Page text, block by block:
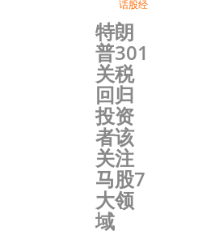
话股经
特朗
普301
关税
回归
投资
者该
关注
马股7
大领
域